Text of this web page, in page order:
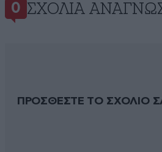
0 ΣΧΌΛΙΑ
ΠΡΟΣΘΕΣΤΕ ΤΟ ΣΧΟΛΙΟ